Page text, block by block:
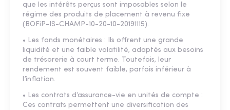
que les intérêts perçus sont imposables selon le
régime des produits de placement à revenu fixe
(BOFiP-IS-CHAMP-10-20-10-20191115).
• Les fonds monétaires : Ils offrent une grande
liquidité et une faible volatilité, adaptés aux besoins
de trésorerie à court terme. Toutefois, leur
rendement est souvent faible, parfois inférieur à
l’inflation.
• Les contrats d’assurance-vie en unités de compte :
Ces contrats permettent une diversification des